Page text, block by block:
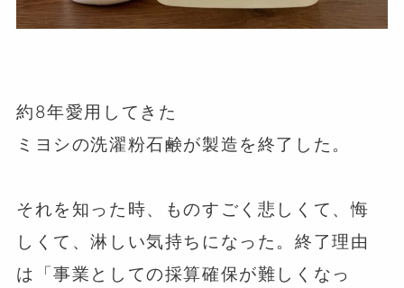
約8年愛用してきた
ミヨシの洗濯粉石鹸が製造を終了した。
それを知った時、ものすごく悲しくて、悔
しくて、淋しい気持ちになった。終了理由
は「事業としての採算確保が難しくなっ